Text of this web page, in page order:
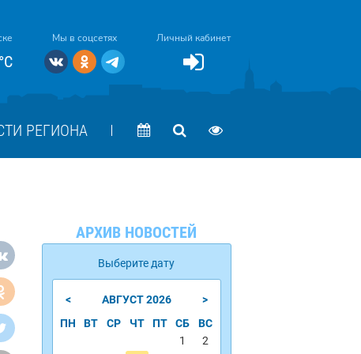
Мы в соцсетях Личный кабинет
РЕГИОНА
АРХИВ НОВОСТЕЙ
Выберите дату
< АВГУСТ2026
>
ПН
ВТ СР ЧТ ПТ СБ
ВС
1
2